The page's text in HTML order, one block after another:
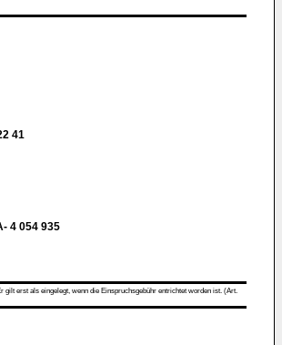
41
4 054 935
gilt erst als eingelegt, wenn die Einspruchsgebühr entrichtet worden ist. (Art.